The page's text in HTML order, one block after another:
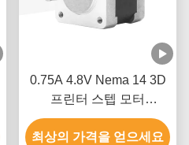
0.75A 4.8V Nema 14 3D
프린터 스텝 모터
35x35mm 230mN.M
최상의 가격을 얻으세요